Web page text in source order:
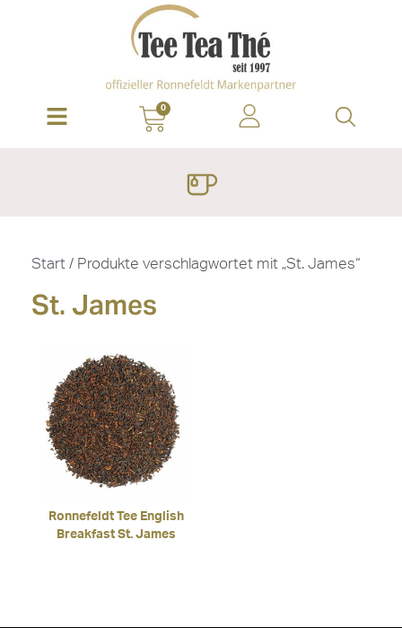
0
Start / Produkte verschlagwortet mit „St. James“
St. James
Ronnefeldt Tee English
Breakfast St. James